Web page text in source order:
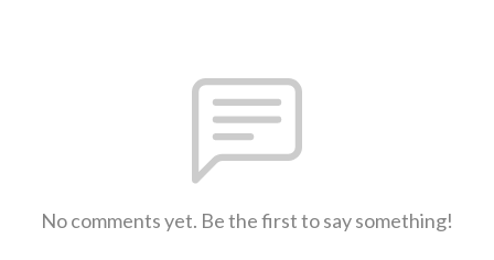
No comments yet. Be the first to say something!